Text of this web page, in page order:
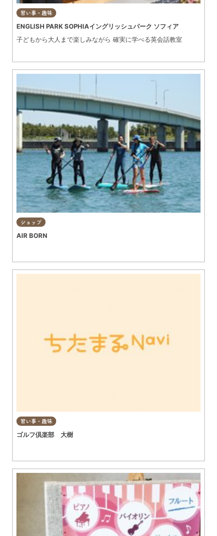
習い事・趣味
ENGLISH PARK SOPHIAイングリッシュパーク ソフィア
子どもから大人まで楽しみながら 確実に学べる英会話教室
ショップ
AIR BORN
習い事・趣味
ゴルフ倶楽部 大樹